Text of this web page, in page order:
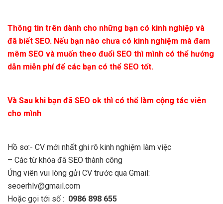
Thông tin trên dành cho những bạn có kinh nghiệp và
đã biết SEO. Nếu bạn nào chưa có kinh nghiệm mà đam
mêm SEO và muốn theo đuổi SEO thì mình có thể hướng
dẫn miễn phí để các bạn có thể SEO tốt.
Và Sau khi bạn đã SEO ok thì có thể làm cộng tác viên
cho mình
Hồ sơ:- CV mới nhất ghi rõ kinh nghiệm làm việc
– Các từ khóa đã SEO thành công
Ứng viên vui lòng gửi CV trước qua Gmail:
seoerhlv@gmail.com
Hoặc gọi tới số : 0986 898 655